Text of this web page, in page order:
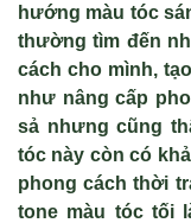
hướng màu tóc
thường tìm đến
cách cho mình,
như nâng cấp
sả nhưng cũng
tóc này còn có
phong cách thời
tone màu tóc tối